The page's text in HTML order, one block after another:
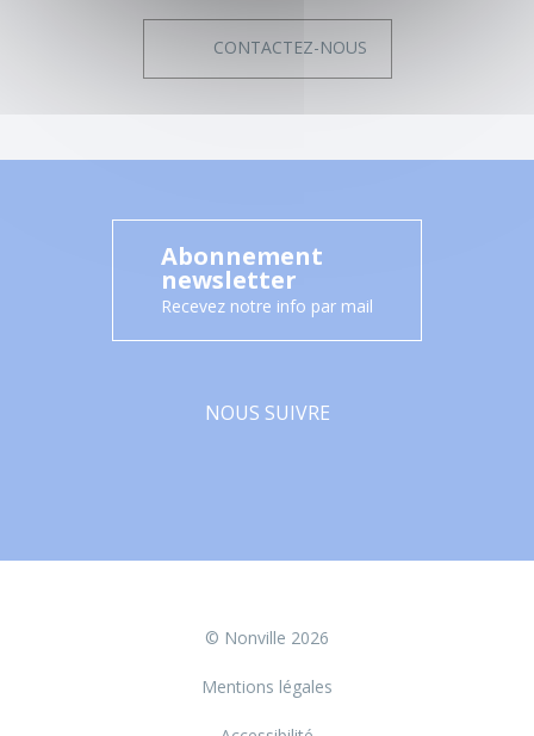
CONTACTEZ-NOUS
Abonnement
newsletter
Recevez notre info par mail
NOUS SUIVRE
© Nonville 2026
Mentions légales